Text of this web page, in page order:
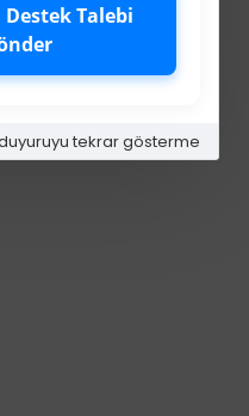
Talebi
tekrar gösterme